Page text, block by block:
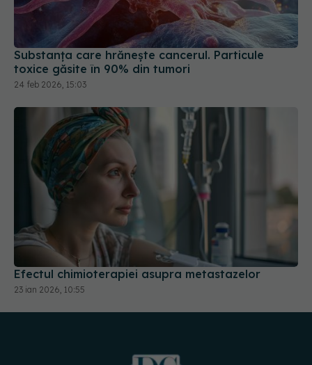
Substanța care hrănește cancerul. Particule
toxice găsite în 90% din tumori
24 feb 2026, 15:03
Efectul chimioterapiei asupra metastazelor
23 ian 2026, 10:55